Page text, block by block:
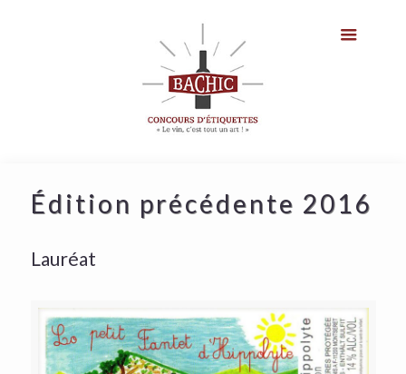
Édition précédente 2016
Lauréat